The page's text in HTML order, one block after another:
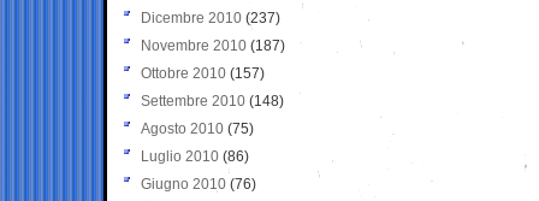
Dicembre 2010 (237)
Novembre 2010 (187)
Ottobre 2010 (157)
Settembre 2010 (148)
Agosto 2010 (75)
Luglio 2010 (86)
Giugno 2010 (76)